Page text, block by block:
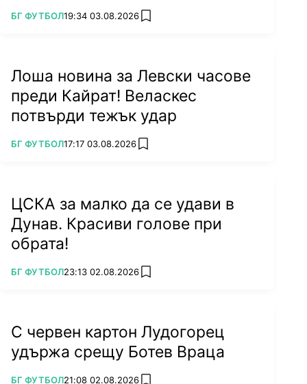
ПОВЕЧЕ ОТ
БГ ФУТБОЛ19:34 03.08.2026 add favorites
Лоша новина за Левски часове
преди Кайрат! Веласкес
потвърди тежък удар
ПОВЕЧЕ ОТ
БГ ФУТБОЛ17:17 03.08.2026 add favorites
ЦСКА за малко да се удави в
Дунав. Красиви голове при
обрата!
ПОВЕЧЕ ОТ
БГ ФУТБОЛ23:13 02.08.2026 add favorites
С червен картон Лудогорец
удържа срещу Ботев Враца
ПОВЕЧЕ ОТ
БГ ФУТБОЛ21:08 02.08.2026